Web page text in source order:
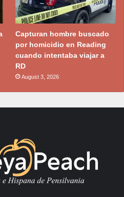
Capturan hombre buscado
por homicidio en Reading
cuando intentaba viajar a
RD
August 3, 2026